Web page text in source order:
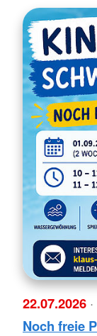
22.07.2026
Noch freie